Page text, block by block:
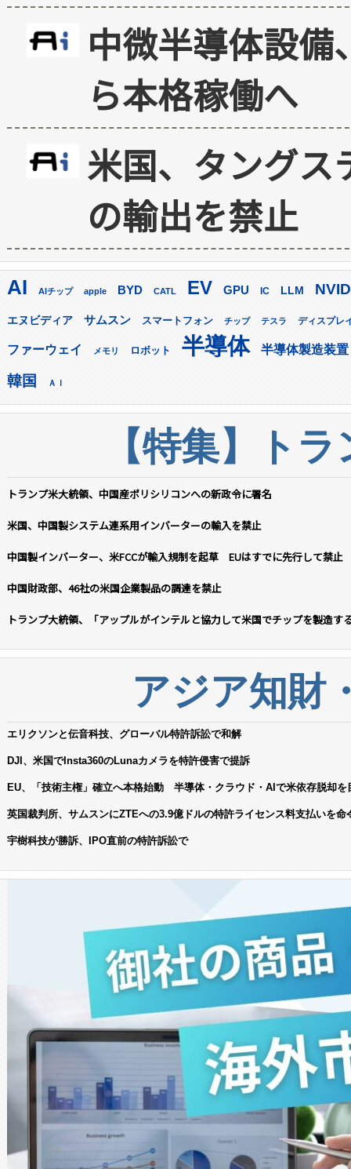
中微半導体設
ら本格稼働へ
米国、タングス
の輸出を禁止
AI AIチップ apple BYD CATL EV GPU IC LLM
エヌビディア サムスン スマートフォン チップ テスラ ディスプレ
ファーウェイ メモリ ロボット 半導体 半導体製造装置
韓国 ＡＩ
【特集】ト
トランプ米大統領、中国産ポリシリコンへの新政令に署名
米国、中国製システム連系用インバーターの輸入を禁止
中国製インバーター、米FCCが輸入規制を起草 EUはすでに先行して禁止
中国財政部、46社の米国企業製品の調達を禁止
トランプ大統領、「アップルがインテルと協力して米国でチップを製造す
アジア知財
エリクソンと伝音科技、グローバル特許訴訟で和解
DJI、米国でInsta360のLunaカメラを特許侵害で提訴
EU、「技術主権」確立へ本格始動 半導体・クラウド・AIで米依存脱却を
英国裁判所、サムスンにZTEへの3.9億ドルの特許ライセンス料支払いを命
宇樹科技が勝訴、IPO直前の特許訴訟で